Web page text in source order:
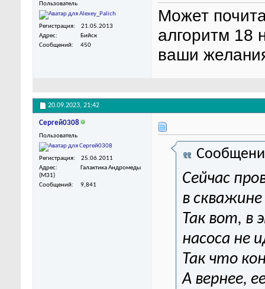
Пользователь
Регистрация
21.05.2013
Адрес
Бийск
Сообщений
450
Может
алгоритм 18
ваши
20.09.2023, 21:42
Сергей0308
Пользователь
Регистрация
25.06.2011
Адрес
Галактика Андромеды
(M31)
Сообщений
9,841
Сейчас
в
Так вот, в
насоса не
Так что
А вернее,